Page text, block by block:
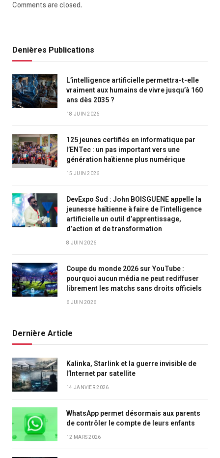
Comments are closed.
Denières Publications
L’intelligence artificielle permettra-t-elle
vraiment aux humains de vivre jusqu’à 160
ans dès 2035 ?
18 JUIN 2026
125 jeunes certifiés en informatique par
l’ENTec : un pas important vers une
génération haïtienne plus numérique
15 JUIN 2026
DevExpo Sud : John BOISGUENE appelle la
jeunesse haïtienne à faire de l’intelligence
artificielle un outil d’apprentissage,
d’action et de transformation
8 JUIN 2026
Coupe du monde 2026 sur YouTube :
pourquoi aucun média ne peut rediffuser
librement les matchs sans droits officiels
6 JUIN 2026
Dernière Article
Kalinka, Starlink et la guerre invisible de
l’Internet par satellite
14 JANVIER 2026
WhatsApp permet désormais aux parents
de contrôler le compte de leurs enfants
12 MARS 2026